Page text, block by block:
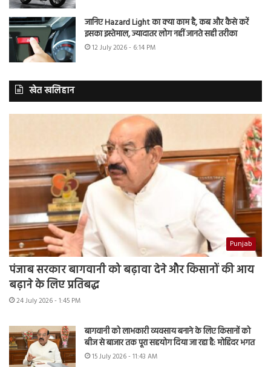
जानिए Hazard Light का क्या काम है, कब और कैसे करें
इसका इस्तेमाल, ज्यादातर लोग नहीं जानते सही तरीका
12 July 2026 - 6:14 PM
खेत खलिहान
Punjab
पंजाब सरकार बागवानी को बढ़ावा देने और किसानों की आय
बढ़ाने के लिए प्रतिबद्ध
24 July 2026 - 1:45 PM
बागवानी को लाभकारी व्यवसाय बनाने के लिए किसानों को
बीज से बाजार तक पूरा सहयोग दिया जा रहा है: मोहिंदर भगत
15 July 2026 - 11:43 AM